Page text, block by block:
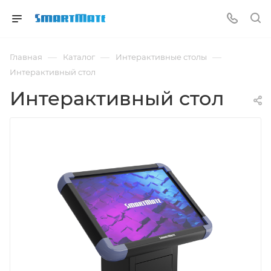
Главная — Каталог — Интерактивные столы —
Интерактивный стол
Интерактивный стол